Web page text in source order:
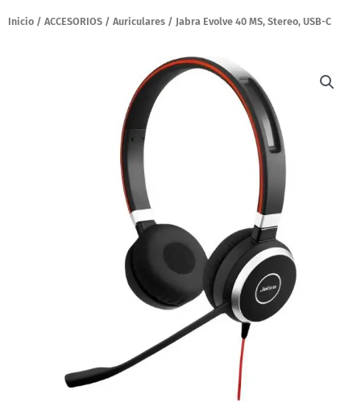
p
k
a
Inicio / ACCESORIOS / Auriculares / Jabra Evolve 40 MS, Stereo, USB-C